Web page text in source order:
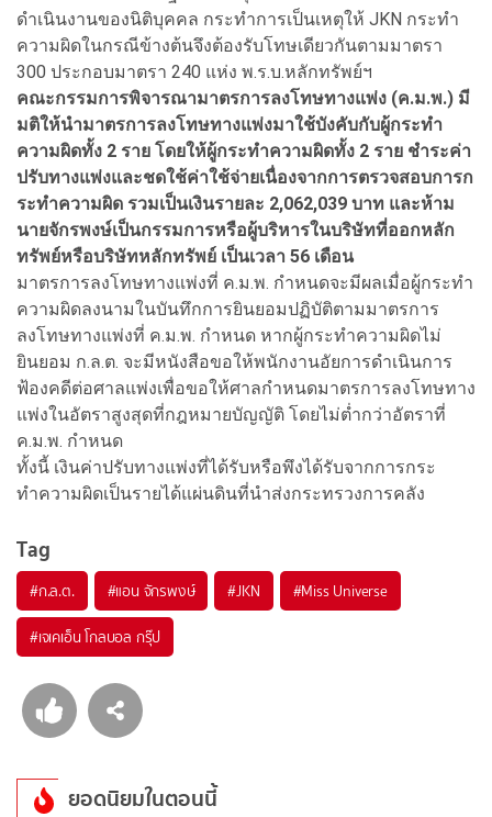
ดำเนินงานของนิติบุคคล กระทำการเป็นเหตุให้ JKN กระทำ
ความผิดในกรณีข้างต้นจึงต้องรับโทษเดียวกันตามมาตรา
300 ประกอบมาตรา 240 แห่ง พ.ร.บ.หลักทรัพย์ฯ
คณะกรรมการพิจารณามาตรการลงโทษทางแพ่ง (ค.ม.พ.) มี
มติให้นำมาตรการลงโทษทางแพ่งมาใช้บังคับกับผู้กระทำ
ความผิดทั้ง 2 ราย โดยให้ผู้กระทำความผิดทั้ง 2 ราย ชำระค่า
ปรับทางแพ่งและชดใช้ค่าใช้จ่ายเนื่องจากการตรวจสอบการก
ระทำความผิด รวมเป็นเงินรายละ 2,062,039 บาท และห้าม
นายจักรพงษ์เป็นกรรมการหรือผู้บริหารในบริษัทที่ออกหลัก
ทรัพย์หรือบริษัทหลักทรัพย์ เป็นเวลา 56 เดือน
มาตรการลงโทษทางแพ่งที่ ค.ม.พ. กำหนดจะมีผลเมื่อผู้กระทำ
ความผิดลงนามในบันทึกการยินยอมปฏิบัติตามมาตรการ
ลงโทษทางแพ่งที่ ค.ม.พ. กำหนด หากผู้กระทำความผิดไม่
ยินยอม ก.ล.ต. จะมีหนังสือขอให้พนักงานอัยการดำเนินการ
ฟ้องคดีต่อศาลแพ่งเพื่อขอให้ศาลกำหนดมาตรการลงโทษทาง
แพ่งในอัตราสูงสุดที่กฎหมายบัญญัติ โดยไม่ต่ำกว่าอัตราที่
ค.ม.พ. กำหนด
ทั้งนี้ เงินค่าปรับทางแพ่งที่ได้รับหรือพึงได้รับจากการกระ
ทำความผิดเป็นรายได้แผ่นดินที่นำส่งกระทรวงการคลัง
Tag
#ก.ล.ต. #แอน จักรพงษ์ #JKN #Miss Universe
#เจเคเอ็น โกลบอล กรุ๊ป
ยอดนิยมในตอนนี้